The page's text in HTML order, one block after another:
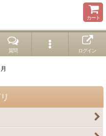
カート
質問 ログイン